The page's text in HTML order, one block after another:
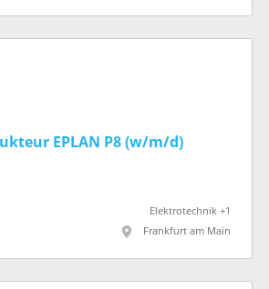
EPLAN P8 (w/m/d)
Elektrotechnik +1
Frankfurt am Main